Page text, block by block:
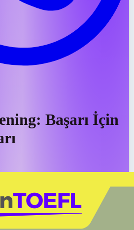
Başarı İçin